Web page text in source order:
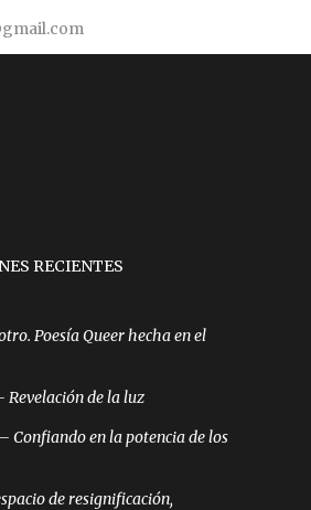
RECIENTES
Poesía Queer hecha en el
Revelación de la luz
Confiando en la potencia de los
de resignificación,